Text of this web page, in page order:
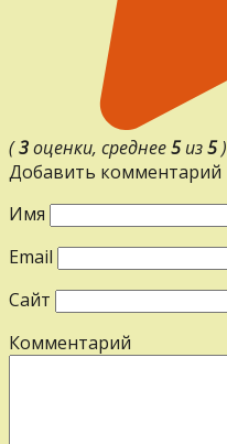
(3оценки, среднее5из5)
Добавить комментарий
Имя
Email
Сайт
Комментарий